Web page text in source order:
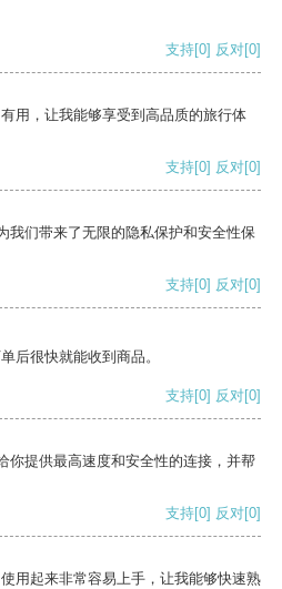
支持[0] 反对[0]
用，让我能够享受到高品质的旅行体
支持[0] 反对[0]
我们带来了无限的隐私保护和安全性保
支持[0] 反对[0]
后很快就能收到商品。
支持[0] 反对[0]
你提供最高速度和安全性的连接，并帮
支持[0] 反对[0]
用起来非常容易上手，让我能够快速熟